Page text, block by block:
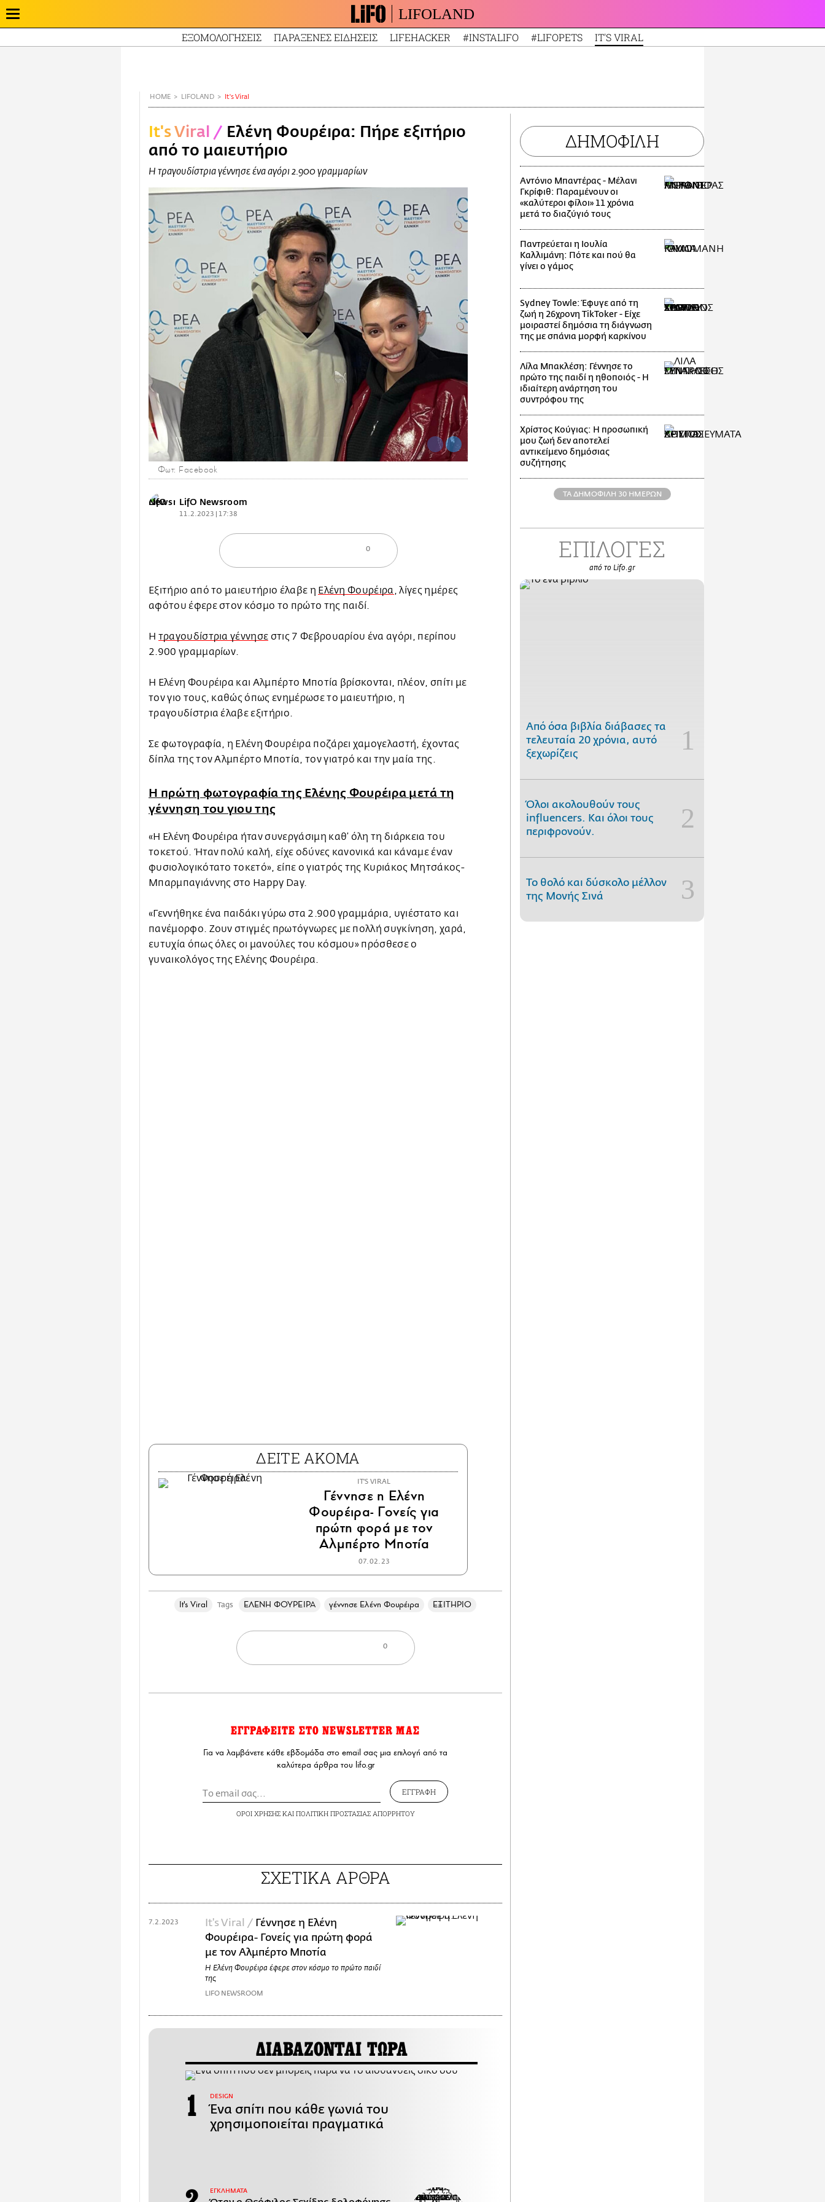
Παράκαμψη
LIFOLAND
ΕΞΟΜΟΛΟΓΗΣΕΙΣ ΠΑΡΑΞΕΝΕΣ ΕΙΔΗΣΕΙΣ LIFEHACKER #INSTALIFO #LIFOPETS IT'S VIRAL
HOME LIFOLAND It's Viral
It's Viral / Ελένη Φουρέιρα: Πήρε εξιτήριο
από το μαιευτήριο
Η τραγουδίστρια γέννησε ένα αγόρι 2.900 γραμμαρίων
Φωτ: Facebook
LifO Newsroom
11.2.2023 | 17:38
0
Εξιτήριο από το μαιευτήριο έλαβε η Ελένη Φουρέιρα, λίγες ημέρες
αφότου έφερε στον κόσμο το πρώτο της παιδί.
Η τραγουδίστρια γέννησε στις 7 Φεβρουαρίου ένα αγόρι, περίπου
2.900 γραμμαρίων.
Η Ελένη Φουρέιρα και Αλμπέρτο Μποτία βρίσκονται, πλέον, σπίτι με
τον γιο τους, καθώς όπως ενημέρωσε το μαιευτήριο, η
τραγουδίστρια έλαβε εξιτήριο.
Σε φωτογραφία, η Ελένη Φουρέιρα ποζάρει χαμογελαστή, έχοντας
δίπλα της τον Αλμπέρτο Μποτία, τον γιατρό και την μαία της.
Η πρώτη φωτογραφία της Ελένης Φουρέιρα μετά τη
γέννηση του γιου της
«Η Ελένη Φουρέιρα ήταν συνεργάσιμη καθ’ όλη τη διάρκεια του
τοκετού. Ήταν πολύ καλή, είχε οδύνες κανονικά και κάναμε έναν
φυσιολογικότατο τοκετό», είπε ο γιατρός της Κυριάκος Μητσάκος-
Μπαρμπαγιάννης στο Happy Day.
«Γεννήθηκε ένα παιδάκι γύρω στα 2.900 γραμμάρια, υγιέστατο και
πανέμορφο. Ζουν στιγμές πρωτόγνωρες με πολλή συγκίνηση, χαρά,
ευτυχία όπως όλες οι μανούλες του κόσμου» πρόσθεσε ο
γυναικολόγος της Ελένης Φουρέιρα.
ΔΕΙΤΕ ΑΚΟΜΑ
IT'S VIRAL
Γέννησε η Ελένη
Φουρέιρα- Γονείς για
πρώτη φορά με τον
Αλμπέρτο Μποτία
07.02.23
It's Viral Tags ΕΛΕΝΗ ΦΟΥΡΕΙΡΑ γέννησε Ελένη Φουρέιρα ΕΞΙΤΗΡΙΟ
0
ΕΓΓΡΑΦΕΙΤΕ ΣΤΟ NEWSLETTER ΜΑΣ
Για να λαμβάνετε κάθε εβδομάδα στο email σας μια επιλογή από τα
καλύτερα άρθρα του lifo.gr
ΕΓΓΡΑΦΗ
ΟΡΟΙ ΧΡΗΣΗΣΚΑΙ ΠΟΛΙΤΙΚΗ ΠΡΟΣΤΑΣΙΑΣ ΑΠΟΡΡΗΤΟΥ
ΣΧΕΤΙΚΑ ΑΡΘΡΑ
It's Viral / Γέννησε η Ελένη
Φουρέιρα- Γονείς για πρώτη φορά
με τον Αλμπέρτο Μποτία
Η Ελένη Φουρέιρα έφερε στον κόσμο το πρώτο παιδί
της
LIFO NEWSROOM
7.2.2023
ΔΙΑΒΑΖΟΝΤΑΙ ΤΩΡΑ
DESIGN
Ένα σπίτι που κάθε γωνιά του
χρησιμοποιείται πραγματικά
ΕΓΚΛΗΜΑΤΑ
ΔΗΜΟΦΙΛΗ
Αντόνιο Μπαντέρας - Μέλανι
Γκρίφιθ: Παραμένουν οι
«καλύτεροι φίλοι» 11 χρόνια
μετά το διαζύγιό τους
Παντρεύεται η Ιουλία
Καλλιμάνη: Πότε και πού θα
γίνει ο γάμος
Sydney Towle: Έφυγε από τη
ζωή η 26χρονη TikToker - Είχε
μοιραστεί δημόσια τη διάγνωση
της με σπάνια μορφή καρκίνου
Λίλα Μπακλέση: Γέννησε το
πρώτο της παιδί η ηθοποιός - Η
ιδιαίτερη ανάρτηση του
συντρόφου της
Χρίστος Κούγιας: Η προσωπική
μου ζωή δεν αποτελεί
αντικείμενο δημόσιας
συζήτησης
ΤΑ ΔΗΜΟΦΙΛΗ 30 ΗΜΕΡΩΝ
ΕΠΙΛΟΓΕΣ
από το Lifo.gr
Από όσα βιβλία διάβασες τα
τελευταία 20 χρόνια, αυτό
ξεχωρίζεις
Όλοι ακολουθούν τους
influencers. Και όλοι τους
περιφρονούν.
Το θολό και δύσκολο μέλλον
της Μονής Σινά